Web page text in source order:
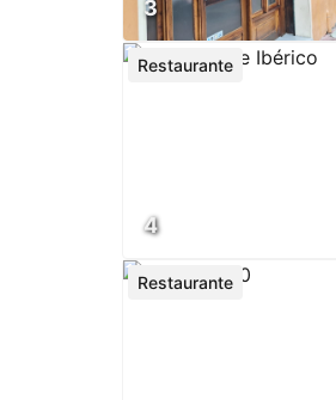
3
4
Restaurante
Restaurante